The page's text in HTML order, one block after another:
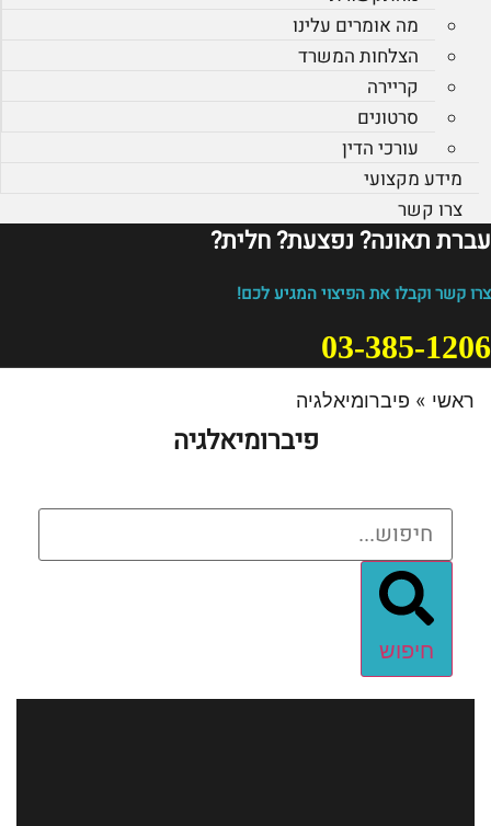
מה אומרים עלינו
הצלחות המשרד
קריירה
סרטונים
עורכי הדין
מידע מקצועי
צרו קשר
עברת תאונה? נפצעת? חלית?​
צרו קשר וקבלו את הפיצוי המגיע לכם!
03-385-1206
ראשי » פיברומיאלגיה
פיברומיאלגיה
חיפוש